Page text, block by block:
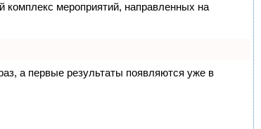
комплекс мероприятий, направленных на
а первые результаты появляются уже в